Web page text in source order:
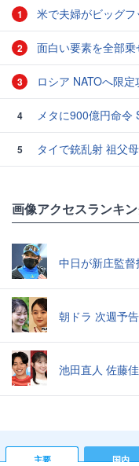
1 米で夫婦がビッグ
2 面白い要素を全部乗せ、ローグラ
3 ロシア NATOへ限
4 メタに900億円命令
5
タイで銃乱射 祖父
画像アクセスランキ
中日が新庄監
朝ドラ 次週予
池田直人 佐藤
主要 国内